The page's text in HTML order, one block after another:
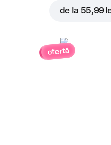
de la 55,99
ofertă